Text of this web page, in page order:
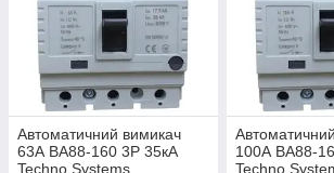
Автоматичний вимикач
63А ВА88-160 3Р 35кА
Techno Systems
100А ВА88-
Techno